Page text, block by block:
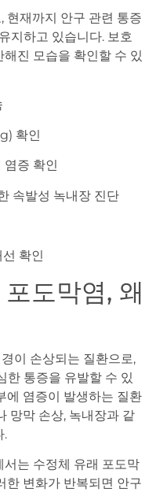
현재까지 안구 관련 통증
지하고 있습니다. 보호
진 모습을 확인할 수 있
확인
염증 확인
속발성 녹내장 진단
확인
도막염, 왜
이 손상되는 질환으로,
한 통증을 유발할 수 있
에 염증이 발생하는 질환
망막 손상, 녹내장과 같
.
는 수정체 유래 포도막
한 변화가 반복되면 안구